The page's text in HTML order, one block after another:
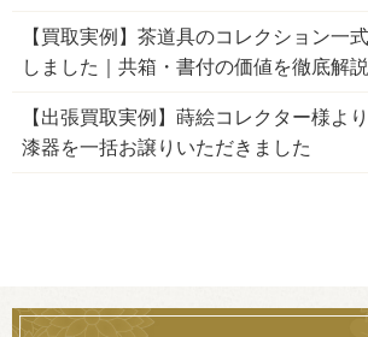
【買取実例】茶道具のコレクション一
しました｜共箱・書付の価値を徹底解説
【出張買取実例】蒔絵コレクター様よ
漆器を一括お譲りいただきました